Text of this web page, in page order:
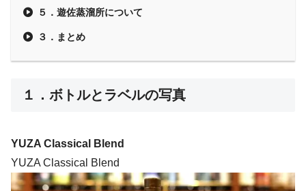
５．遊佐蒸溜所について
３．まとめ
１．ボトルとラベルの写真
YUZA Classical Blend
YUZA Classical Blend